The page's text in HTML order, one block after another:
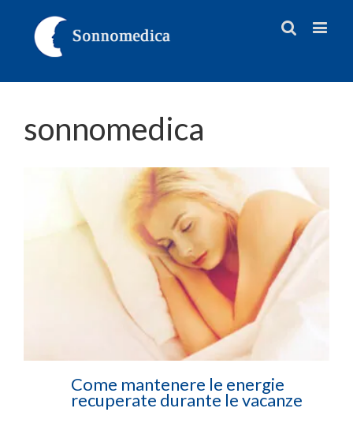
sonnomedica
Come mantenere le energie
recuperate durante le vacanze